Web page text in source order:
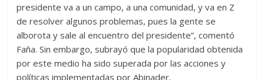
presidente va a un campo, a una comunidad, y va en Z
de resolver algunos problemas, pues la gente se
alborota y sale al encuentro del presidente”, comentó
Faña. Sin embargo, subrayó que la popularidad obtenida
por este medio ha sido superada por las acciones y
políticas implementadas por Abinader.